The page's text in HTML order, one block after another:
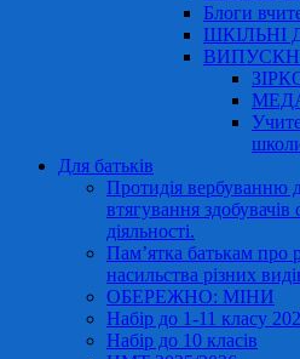
Блоги
ШКІЛЬНІ
Для батьків
Протидія вербуванню
втягування
діяльності.
Пам’ятка батькам про
насильства різних
ОБЕРЕЖНО: МІНИ
Набір до 1-11 класу
Набір до 10 класів